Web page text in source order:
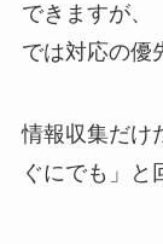
できますが、
では対応の優
情報収集だけ
ぐにでも」と